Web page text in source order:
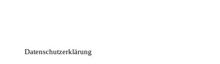
Datenschutzerklärung